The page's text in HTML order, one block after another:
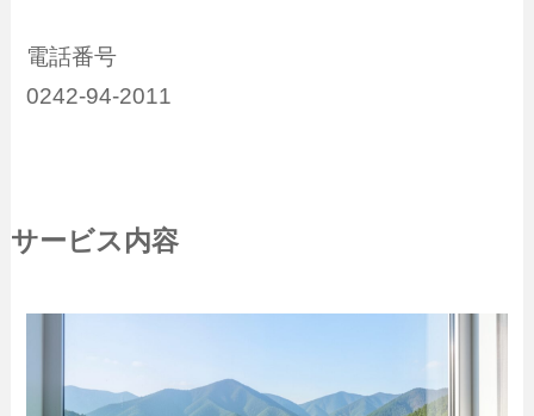
電話番号
0242-94-2011
サービス内容